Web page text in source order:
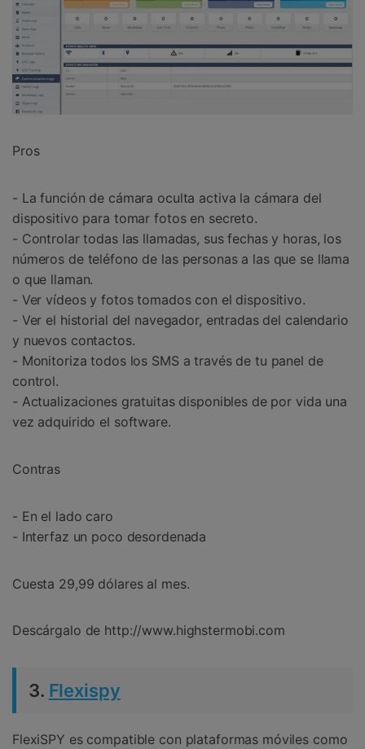
Pros
- La función de cámara oculta activa la cámara del
dispositivo para tomar fotos en secreto.
- Controlar todas las llamadas, sus fechas y horas, los
números de teléfono de las personas a las que se llama
o que llaman.
- Ver vídeos y fotos tomados con el dispositivo.
- Ver el historial del navegador, entradas del calendario
y nuevos contactos.
- Monitoriza todos los SMS a través de tu panel de
control.
- Actualizaciones gratuitas disponibles de por vida una
vez adquirido el software.
Contras
- En el lado caro
- Interfaz un poco desordenada
Cuesta 29,99 dólares al mes.
Descárgalo de http://www.highstermobi.com
3. Flexispy
FlexiSPY es compatible con plataformas móviles como